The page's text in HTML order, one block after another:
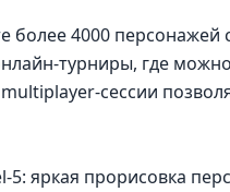
4000 персонажей
турниры, где
сессии
яркая прорисовка